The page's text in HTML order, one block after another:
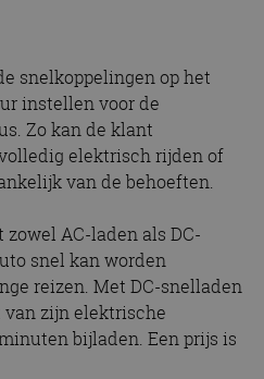
snelkoppelingen op het
instellen voor de
Zo kan de klant
elektrisch rijden of
van de behoeften.
zowel AC-laden als DC-
snel kan worden
reizen. Met DC-snelladen
van zijn elektrische
bijladen. Een prijs is